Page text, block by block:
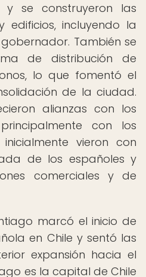
se construyeron las
edificios, incluyendo la
También se
de distribución de
lo que fomentó el
de la ciudad.
alianzas con los
con los
vieron con
de los españoles y
comerciales y de
marcó el inicio de
en Chile y sentó las
expansión hacia el
es la capital de Chile